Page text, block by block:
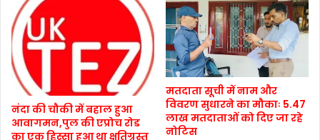
नंदा की चौकी में बहाल हुआ
आवागमन,पुल की एप्रोच रोड
का एक हिस्सा हुआ था क्षतिग्रस्त
मतदाता सूची में नाम और
विवरण सुधारने का मौकाः 5.47
लाख मतदाताओं को दिए जा रहे
नोटिस